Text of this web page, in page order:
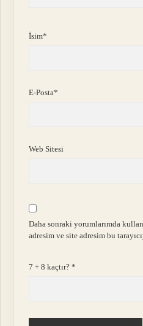
İsim*
E-Posta*
Web Sitesi
Daha sonraki yorumlarımda
adresim ve site adresim bu
7 + 8 kaçtır?*